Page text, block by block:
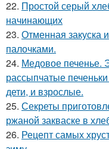
22. Простой серый
начинающих
23. Отменная закуска
палочками.
24. Медовое печенье.
рассыпчатые
дети, и взрослые.
25. Секреты
ржаной закваске в
26. Рецепт самых